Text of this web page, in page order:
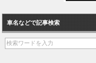
車名などで記事検索